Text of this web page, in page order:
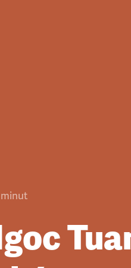
minut